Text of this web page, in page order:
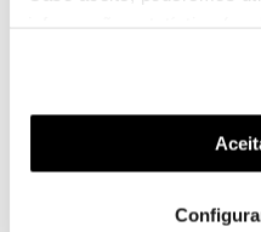
funcionalidades (cookies
funcionalidade) e adaptar
(cookies de publicidade
utilização dos cookies